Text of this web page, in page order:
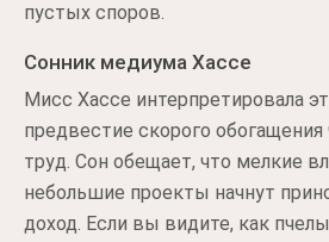
пустых споров.
Сонник медиума Хассе
Мисс Хассе интерпретировала
предвестие скорого
труд. Сон обещает, что мелкие
небольшие проекты начнут
доход. Если вы видите, как